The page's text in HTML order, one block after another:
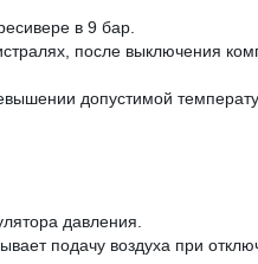
в 9 бар.
после выключения
допустимой
давления.
подачу воздуха при